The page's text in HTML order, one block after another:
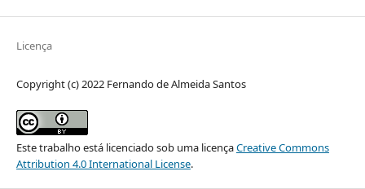
Licença
Copyright (c) 2022 Fernando de Almeida Santos
Este trabalho está licenciado sob uma licençaCreative Commons
Attribution 4.0 International License.